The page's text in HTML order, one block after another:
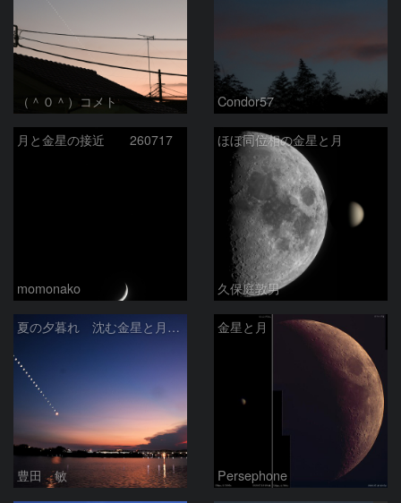
（＾０＾）コメト Condor57
月と金星の接近 260717
momonako
ほぼ同位相の金星と月
久保庭敦男
夏の夕暮れ 沈む金星と月 2026/7/20
豊田 敏
金星と月
Persephone